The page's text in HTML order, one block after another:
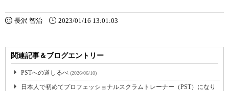
長沢 智治 2023/01/16 13:01:03
関連記事＆ブログエントリー
PSTへの道しるべ (2026/06/10)
日本人で初めてプロフェッショナルスクラムトレーナー（PST）になり